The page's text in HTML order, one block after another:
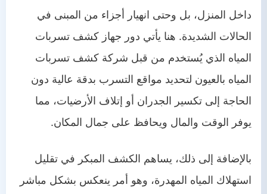
داخل المنزل، بل وحتى انهيار أجزاء من المبنى في
الحالات الشديدة. هنا يأتي دور جهاز كشف تسربات
المياه الذي يُستخدم من قبل شركة كشف تسربات
المياه بالعيون لتحديد مواقع التسرب بدقة عالية دون
الحاجة إلى تكسير الجدران أو إتلاف الأرضيات، مما
يوفر الوقت والمال ويحافظ على جمال المكان.
بالإضافة إلى ذلك، يساهم الكشف المبكر في تقليل
استهلاك المياه المهدرة، وهو أمر ينعكس بشكل مباشر